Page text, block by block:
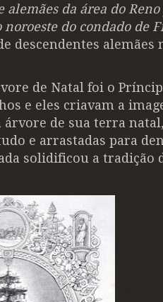
da área do
do condado de
descendentes alemães
de Natal foi o
e eles criavam a
de sua terra
e arrastadas para
solidificou a tradição